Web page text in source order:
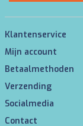
Klantenservice
Mijn account
Betaalmethoden
Verzending
Socialmedia
Contact